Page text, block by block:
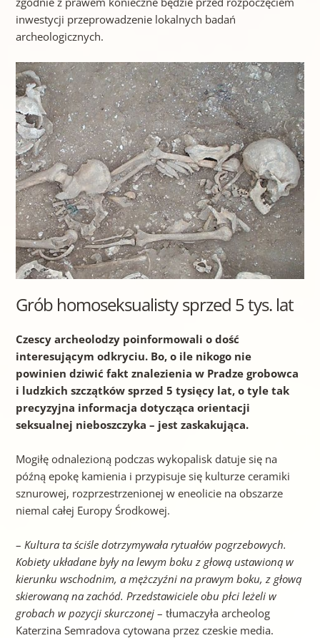
inwestycji przeprowadzenie lokalnych badań
archeologicznych.
Grób homoseksualisty sprzed 5 tys. lat
Czescy archeolodzy poinformowali o dość
interesującym odkryciu. Bo, o ile nikogo nie
powinien dziwić fakt znalezienia w Pradze grobowca
i ludzkich szczątków sprzed 5 tysięcy lat, o tyle tak
precyzyjna informacja dotycząca orientacji
seksualnej nieboszczyka – jest zaskakująca.
Mogiłę odnalezioną podczas wykopalisk datuje się na
późną epokę kamienia i przypisuje się kulturze ceramiki
sznurowej, rozprzestrzenionej w eneolicie na obszarze
niemal całej Europy Środkowej.
– Kultura ta ściśle dotrzymywała rytuałów pogrzebowych.
Kobiety układane były na lewym boku z głową ustawioną w
kierunku wschodnim, a mężczyźni na prawym boku, z głową
skierowaną na zachód. Przedstawiciele obu płci leżeli w
grobach w pozycji skurczonej – tłumaczyła archeolog
Katerzina Semradova cytowana przez czeskie media.